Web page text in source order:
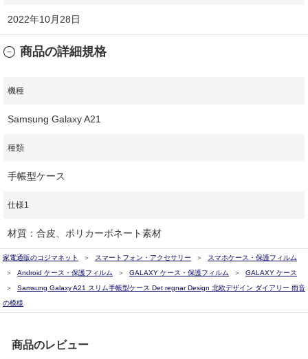
2022年10月28日
商品の詳細規格
機種
Samsung Galaxy A21
種類
手帳型ケース
仕様1
材質：合皮、ポリカーボネート素材
家電通販のコジマネット スマートフォン・アクセサリー
スマホケース・保護フィルム
Android ケース・保護フィルム
GALAXY ケース・保護フィルム
GALAXY ケース
Samsung Galaxy A21 スリム手帳型ケース Det regnar Design 北欧デザイン ダイアリー 雨音
の模様
商品のレビュー